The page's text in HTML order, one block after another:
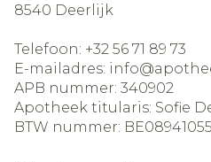
8540 Deerlijk
Telefoon: +32 56 71 89 73
E-mailadres: info@
APB nummer: 340902
Apotheek titularis: Sofie
BTW nummer: